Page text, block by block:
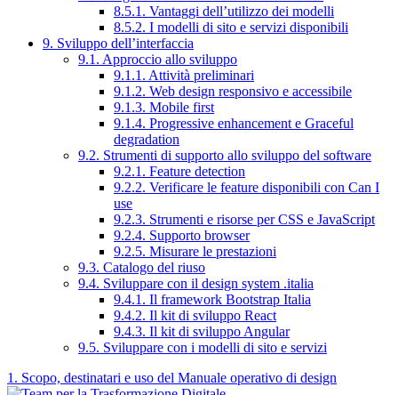
8.5.1. Vantaggi dell’utilizzo dei modelli
8.5.2. I modelli di sito e servizi disponibili
9. Sviluppo dell’interfaccia
9.1. Approccio allo sviluppo
9.1.1. Attività preliminari
9.1.2. Web design responsivo e accessibile
9.1.3. Mobile first
9.1.4. Progressive enhancement e Graceful
degradation
9.2. Strumenti di supporto allo sviluppo del software
9.2.1. Feature detection
9.2.2. Verificare le feature disponibili con Can I
use
9.2.3. Strumenti e risorse per CSS e JavaScript
9.2.4. Supporto browser
9.2.5. Misurare le prestazioni
9.3. Catalogo del riuso
9.4. Sviluppare con il design system .italia
9.4.1. Il framework Bootstrap Italia
9.4.2. Il kit di sviluppo React
9.4.3. Il kit di sviluppo Angular
9.5. Sviluppare con i modelli di sito e servizi
1. Scopo, destinatari e uso del Manuale operativo di design